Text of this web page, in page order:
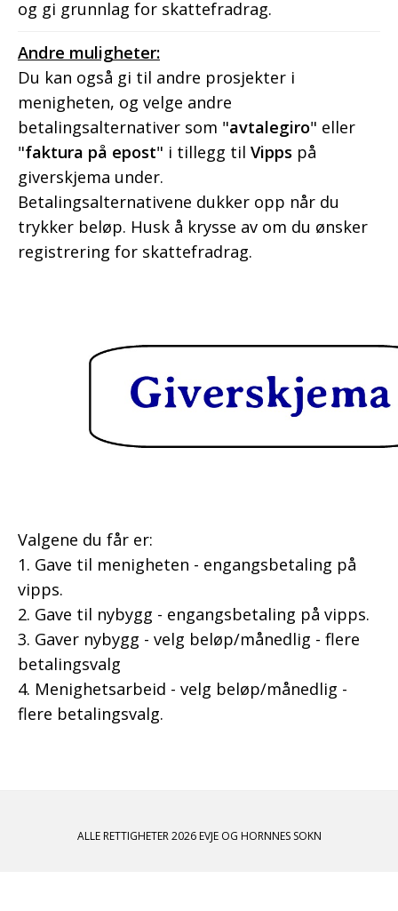
og gi grunnlag for skattefradrag.
Andre muligheter:
Du kan også gi til andre prosjekter i
menigheten, og velge andre
betalingsalternativer som "avtalegiro" eller
"faktura på epost" i tillegg til Vipps på
giverskjema under.
Betalingsalternativene dukker opp når du
trykker beløp. Husk å krysse av om du ønsker
registrering for skattefradrag.
Valgene du får er:
1. Gave til menigheten - engangsbetaling på
vipps.
2. Gave til nybygg - engangsbetaling på vipps.
3. Gaver nybygg - velg beløp/månedlig - flere
betalingsvalg
4. Menighetsarbeid - velg beløp/månedlig -
flere betalingsvalg.
ALLE RETTIGHETER 2026 EVJE OG HORNNES SOKN